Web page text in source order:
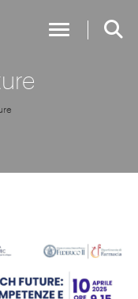
Toggle